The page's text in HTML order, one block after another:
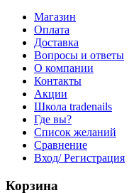
Магазин
Оплата
Доставка
Вопросы и ответы
О компании
Контакты
Акции
Школа tradenails
Где вы?
Список желаний
Сравнение
Вход/ Регистрация
Корзина